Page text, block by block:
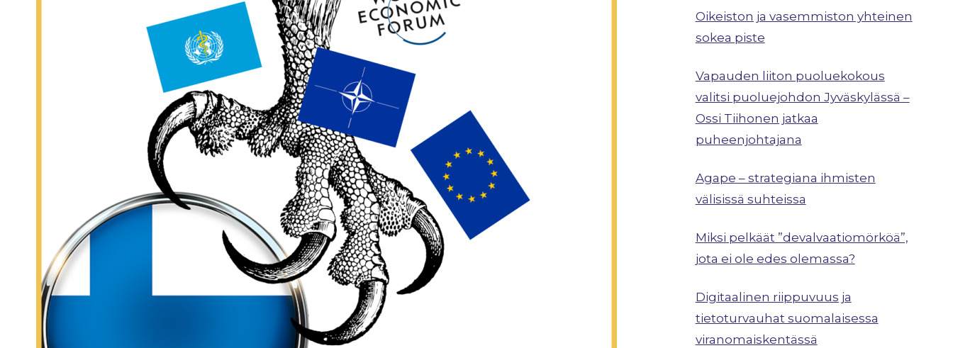
Oikeiston ja vasemmiston yhteinen
sokea piste
Vapauden liiton puoluekokous
valitsi puoluejohdon Jyväskylässä –
Ossi Tiihonen jatkaa
puheenjohtajana
Agape – strategiana ihmisten
välisissä suhteissa
Miksi pelkäät ”devalvaatiomörköä”,
jota ei ole edes olemassa?
Digitaalinen riippuvuus ja
tietoturvauhat suomalaisessa
viranomaiskentässä